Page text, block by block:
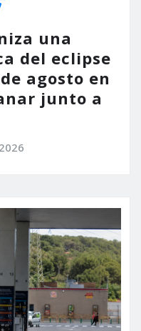
una
del eclipse
agosto en
junto a